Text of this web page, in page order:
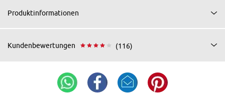
Produktinformationen
Kundenbewertungen (116)